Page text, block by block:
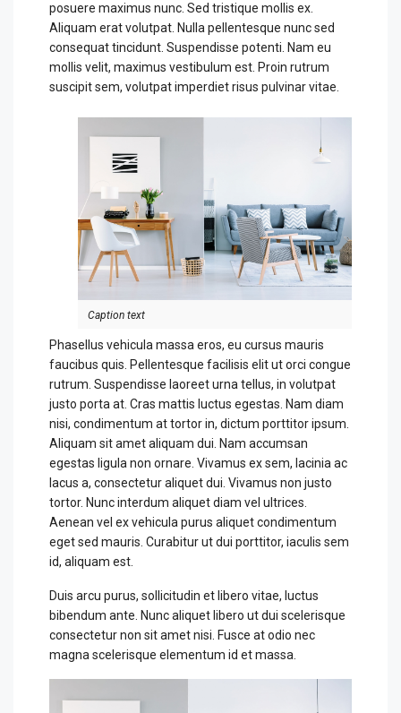
posuere maximus nunc. Sed tristique mollis ex.
Aliquam erat volutpat. Nulla pellentesque nunc sed
consequat tincidunt. Suspendisse potenti. Nam eu
mollis velit, maximus vestibulum est. Proin rutrum
suscipit sem, volutpat imperdiet risus pulvinar vitae.
Caption text
Phasellus vehicula massa eros, eu cursus mauris
faucibus quis. Pellentesque facilisis elit ut orci congue
rutrum. Suspendisse laoreet urna tellus, in volutpat
justo porta at. Cras mattis luctus egestas. Nam diam
nisi, condimentum at tortor in, dictum porttitor ipsum.
Aliquam sit amet aliquam dui. Nam accumsan
egestas ligula non ornare. Vivamus ex sem, lacinia ac
lacus a, consectetur aliquet dui. Vivamus non justo
tortor. Nunc interdum aliquet diam vel ultrices.
Aenean vel ex vehicula purus aliquet condimentum
eget sed mauris. Curabitur ut dui porttitor, iaculis sem
id, aliquam est.
Duis arcu purus, sollicitudin et libero vitae, luctus
bibendum ante. Nunc aliquet libero ut dui scelerisque
consectetur non sit amet nisi. Fusce at odio nec
magna scelerisque elementum id et massa.